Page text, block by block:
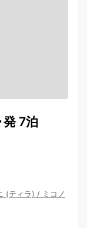
7泊
(ティラ) / ミコノ